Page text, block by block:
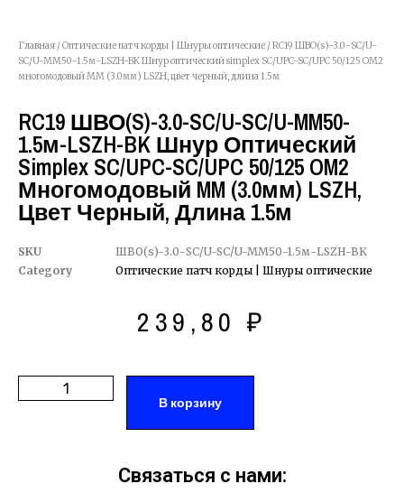
Главная /Оптические патч корды | Шнуры оптические / RC19 ШВО(s)-3.0-SC/U-
SC/U-MM50-1.5м-LSZH-BK Шнур оптический simplex SC/UPC-SC/UPC 50/125 OM2
многомодовый MM (3.0мм) LSZH, цвет черный, длина 1.5м
RC19 ШВО(s)-3.0-SC/U-SC/U-MM50-
1.5м-LSZH-BK Шнур Оптический
Simplex SC/UPC-SC/UPC 50/125 OM2
Многомодовый MM (3.0мм) LSZH,
Цвет Черный, Длина 1.5м
SKU
ШВО(s)-3.0-SC/U-SC/U-MM50-1.5м-LSZH-BK
Category
Оптические патч корды | Шнуры оптические
239,80₽
В корзину
Связаться с нами: